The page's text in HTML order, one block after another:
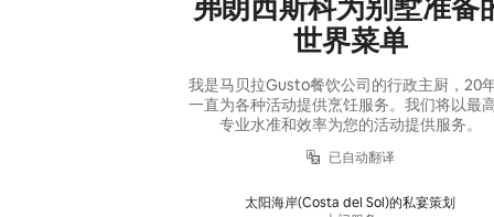
世界菜单
我是马贝拉Gusto餐饮公司的行政主厨，20
一直为各种活动提供烹饪服务。我们将以最
专业水准和效率为您的活动提供服务。
已自动翻译
太阳海岸(Costa del Sol)的私宴策划